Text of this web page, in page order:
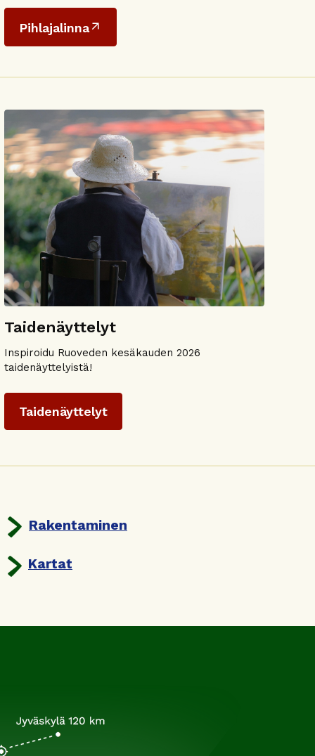
Pihlajalinna
Taidenäyttelyt
Inspiroidu Ruoveden kesäkauden 2026
taidenäyttelyistä!
Taidenäyttelyt
Rakentaminen
Kartat